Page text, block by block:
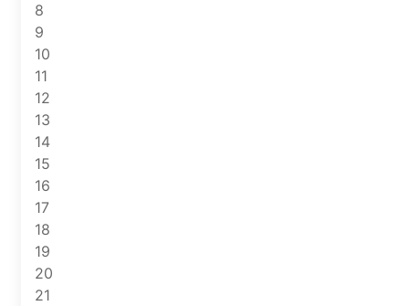
8
9
10
11
12
13
14
15
16
17
18
19
20
21